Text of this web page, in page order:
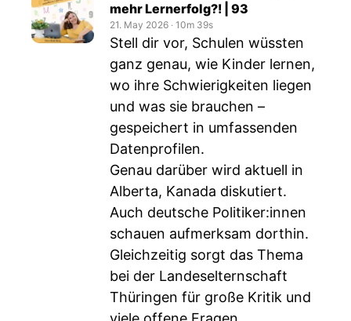
mehr Lernerfolg?! | 93
21. May 2026 ‧ 10m 39s
Stell dir vor, Schulen wüssten
ganz genau, wie Kinder lernen,
wo ihre Schwierigkeiten liegen
und was sie brauchen –
gespeichert in umfassenden
Datenprofilen.
Genau darüber wird aktuell in
Alberta, Kanada diskutiert.
Auch deutsche Politiker:innen
schauen aufmerksam dorthin.
Gleichzeitig sorgt das Thema
bei der Landeselternschaft
Thüringen für große Kritik und